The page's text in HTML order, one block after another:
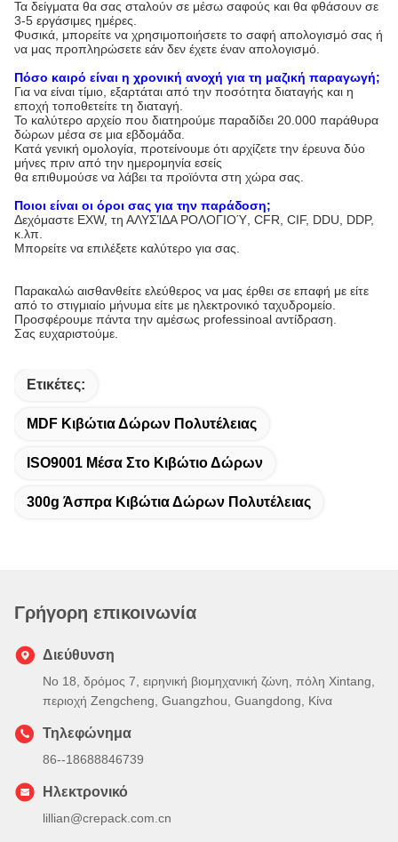
Τα δείγματα θα σας σταλούν σε μέσω σαφούς και θα φθάσουν σε
3-5 εργάσιμες ημέρες.
Φυσικά, μπορείτε να χρησιμοποιήσετε το σαφή απολογισμό σας ή
να μας προπληρώσετε εάν δεν έχετε έναν απολογισμό.
Πόσο καιρό είναι η χρονική ανοχή για τη μαζική παραγωγή;
Για να είναι τίμιο, εξαρτάται από την ποσότητα διαταγής και η
εποχή τοποθετείτε τη διαταγή.
Το καλύτερο αρχείο που διατηρούμε παραδίδει 20.000 παράθυρα
δώρων μέσα σε μια εβδομάδα.
Κατά γενική ομολογία, προτείνουμε ότι αρχίζετε την έρευνα δύο
μήνες πριν από την ημερομηνία εσείς
θα επιθυμούσε να λάβει τα προϊόντα στη χώρα σας.
Ποιοι είναι οι όροι σας για την παράδοση;
Δεχόμαστε EXW, τη ΑΛΥΣΊΔΑ ΡΟΛΟΓΙΟΎ, CFR, CIF, DDU, DDP,
κ.λπ.
Μπορείτε να επιλέξετε καλύτερο για σας.
Παρακαλώ αισθανθείτε ελεύθερος να μας έρθει σε επαφή με είτε
από το στιγμιαίο μήνυμα είτε με ηλεκτρονικό ταχυδρομείο.
Προσφέρουμε πάντα την αμέσως professinoal αντίδραση.
Σας ευχαριστούμε.
Ετικέτες:
MDF Κιβώτια Δώρων Πολυτέλειας
ISO9001 Μέσα Στο Κιβώτιο Δώρων
300g Άσπρα Κιβώτια Δώρων Πολυτέλειας
Γρήγορη επικοινωνία
Διεύθυνση
Νο 18, δρόμος 7, ειρηνική βιομηχανική ζώνη, πόλη Xintang,
περιοχή Zengcheng, Guangzhou, Guangdong, Κίνα
Τηλεφώνημα
86--18688846739
Ηλεκτρονικό
lillian@crepack.com.cn